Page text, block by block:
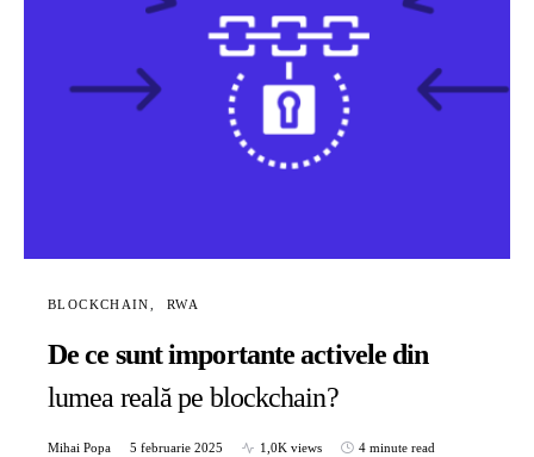
BLOCKCHAIN RWA
De ce sunt importante activele din
lumea reală pe blockchain?
Mihai Popa 5 februarie 2025 1,0K views 4 minute read